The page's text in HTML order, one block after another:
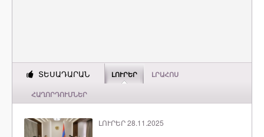
ՏԵՍԱԴԱՐԱՆ ԼՈՒՐԵՐ ԼՐԱՀՈՍ
ՀԱՂՈՐԴՈՒՄՆԵՐ
ԼՈՒՐԵՐ 28.11.2025